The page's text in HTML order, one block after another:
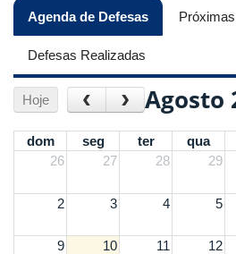
Agenda de Defesas (aba ativa)
Defesas Realizadas
Hoje ‹ › Agosto
dom seg ter qua
26
27 28 29
2 3 4 5
9 10 11 12